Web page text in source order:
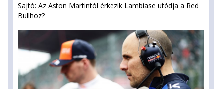
Sajtó: Az Aston Martintól érkezik Lambiase utódja a Red
Bullhoz?